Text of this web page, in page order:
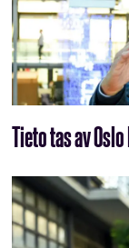
Tieto tas av